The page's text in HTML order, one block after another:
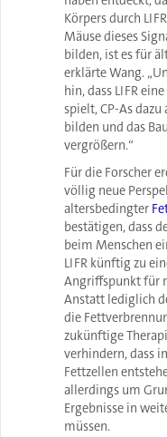
Körpers durch
Mäuse dieses
bilden, ist es für
erklärte Wang.
hin, dass LIFR
spielt, CP-As
bilden und das
vergrößern.“
Für die Forscher
völlig neue
altersbedingter
bestätigen, dass
beim Menschen
LIFR künftig zu
Angriffspunkt für
Anstatt lediglich
die
zukünftige
verhindern, dass
Fettzellen
allerdings um
Ergebnisse in
müssen.